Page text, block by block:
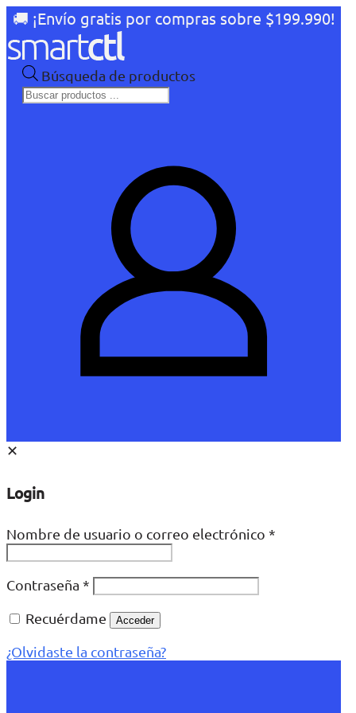
🚚 ¡Envío gratis por compras sobre $199.990!
Búsqueda de productos
✕
Login
Nombre de usuario o correo electrónico *
Contraseña *
Recuérdame
Acceder
¿Olvidaste la contraseña?